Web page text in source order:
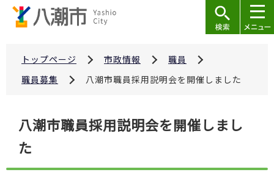
トップページ 市政情報
職員
職員募集
八潮市職員採用説明会を開催しました
八潮市職員採用説明会を開催しまし
た